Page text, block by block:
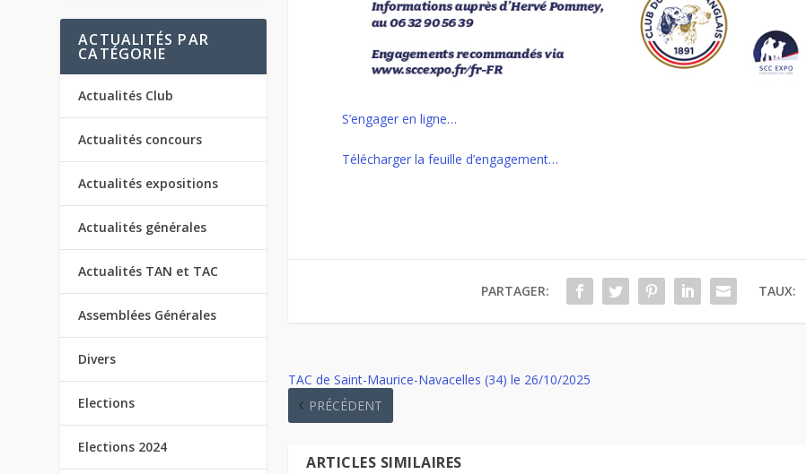
S’engager en ligne…
Télécharger la feuille d’engagement…
PARTAGER: TAUX:
TAC de Saint-Maurice-Navacelles (34) le 26/10/2025
PRÉCÉDENT
ARTICLES SIMILAIRES
ACTUALITÉS PAR
CATÉGORIE
Actualités Club
Actualités concours
Actualités expositions
Actualités générales
Actualités TAN et TAC
Assemblées Générales
Divers
Elections
Elections 2024